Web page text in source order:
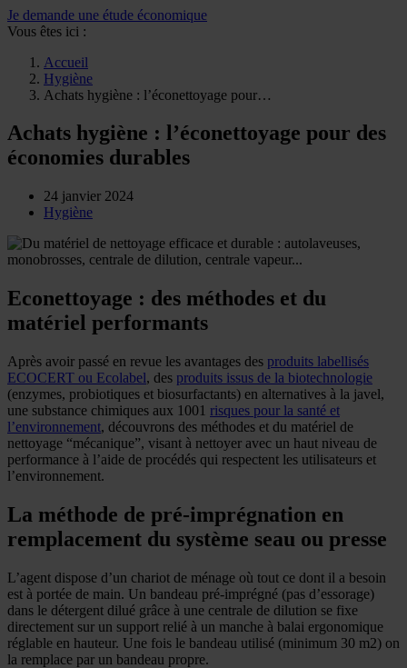
Je demande une étude économique
Vous êtes ici :
Accueil
Hygiène
Achats hygiène : l’éconettoyage pour…
Achats hygiène : l’éconettoyage pour des
économies durables
24 janvier 2024
Hygiène
Econettoyage : des méthodes et du
matériel performants
Après avoir passé en revue les avantages des produits labellisés
ECOCERT ou Ecolabel, des produits issus de la biotechnologie
(enzymes, probiotiques et biosurfactants) en alternatives à la javel,
une substance chimiques aux 1001 risques pour la santé et
l’environnement, découvrons des méthodes et du matériel de
nettoyage “mécanique”, visant à nettoyer avec un haut niveau de
performance à l’aide de procédés qui respectent les utilisateurs et
l’environnement.
La méthode de pré-imprégnation en
remplacement du système seau ou presse
L’agent dispose d’un chariot de ménage où tout ce dont il a besoin
est à portée de main. Un bandeau pré-imprégné (pas d’essorage)
dans le détergent dilué grâce à une centrale de dilution se fixe
directement sur un support relié à un manche à balai ergonomique
réglable en hauteur. Une fois le bandeau utilisé (minimum 30 m2) on
la remplace par un bandeau propre.